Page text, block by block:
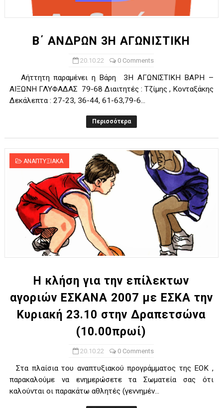
ΧΡΟΝΙΑ ΠΟΛΛΑ ΣΤΟ ΕΛΛΗΝΙΚΟ ΜΠΑΣΚΕΤ : 39Η ΕΠΕΤΕΙΟΣ ΑΠΟ
Ο δρόμος για τον 29ο τελικό κυπέλλου ανδρών ΕΣΚΑΝΑ
U21: Τεράστια πρόκριση για τον Πανελευσινιακό στον
Γ΄ανδρών play offs : "Σκληρό" καρύδι η Φιλία Περάματος
Play off B εφήβων Β φάση Στο f4 ΑΕ Ρέντη, Πέρα , Ερμής
Β΄ ΑΝΔΡΩΝ 3Η ΑΓΩΝΙΣΤΙΚΗ
20.10.22 0 Comments
Αήττητη παραμένει η Βάρη 3Η ΑΓΩΝΙΣΤΙΚΗ ΒΑΡΗ –
ΑΙΞΩΝΗ ΓΛΥΦΑΔΑΣ 79-68 Διαιτητές : Τζίμης , Κονταξάκης
Δεκάλεπτα : 27-23, 36-44, 61-63,79-6...
Περισσότερα
ΑΝΑΠΤΥΞΙΑΚΑ
Η κλήση για την επίλεκτων
αγοριών ΕΣΚΑΝΑ 2007 με ΕΣΚΑ την
Κυριακή 23.10 στην Δραπετσώνα
(10.00πρωί)
20.10.22 0 Comments
Στα πλαίσια του αναπτυξιακού προγράμματος της ΕΟΚ ,
παρακαλούμε να ενημερώσετε τα Σωματεία σας ότι
καλούνται οι παρακάτω αθλητές (γεννημέν...